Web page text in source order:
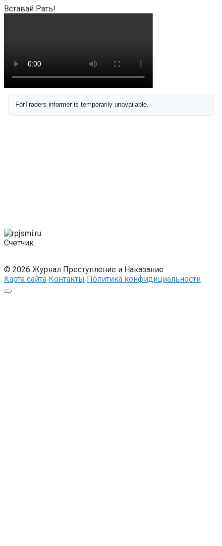
Вставай Рать!
Счётчик
© 2026 Журнал Преступление и Наказание
Карта сайта Контакты Политика конфидициальности